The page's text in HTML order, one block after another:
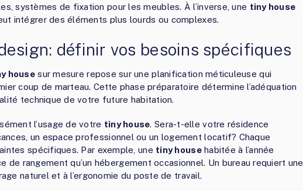
systèmes de fixation pour les meubles. À l’inverse, une tiny house
intégrer des éléments plus lourds ou complexes.
définir vos besoins spécifiques
house sur mesure repose sur une planification méticuleuse qui
coup de marteau. Cette phase préparatoire détermine l’adéquation
technique de votre future habitation.
l’usage de votre tiny house. Sera-t-elle votre résidence
un espace professionnel ou un logement locatif? Chaque
spécifiques. Par exemple, une tiny househabitée à l’année
de rangement qu’un hébergement occasionnel. Un bureau requiert une
naturel et à l’ergonomie du poste de travail.